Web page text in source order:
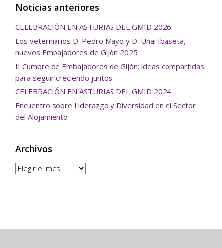
Noticias anteriores
CELEBRACIÓN EN ASTURIAS DEL GMID 2026
Los veterinarios D. Pedro Mayo y D. Unai Ibaseta,
nuevos Embajadores de Gijón 2025
II Cumbre de Embajadores de Gijón: ideas compartidas
para seguir creciendo juntos
CELEBRACIÓN EN ASTURIAS DEL GMID 2024
Encuentro sobre Liderazgo y Diversidad en el Sector
del Alojamiento
Archivos
Archivos